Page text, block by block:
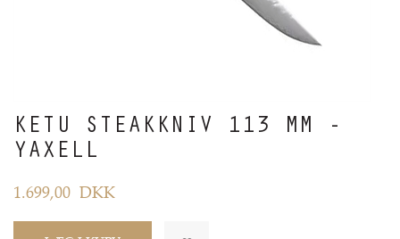
KETU STEAKKNIV 113 MM -
YAXELL
1.699,00 DKK